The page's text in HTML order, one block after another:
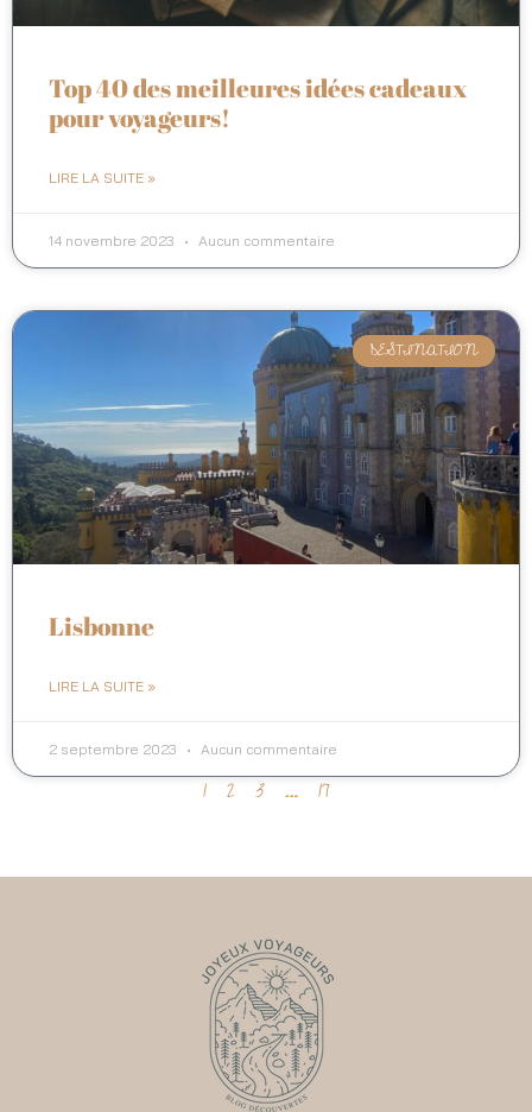
Top 40 des meilleures idées cadeaux
pour voyageurs!
LIRE LA SUITE »
14 novembre 2023 Aucun commentaire
DESTINATION
Lisbonne
LIRE LA SUITE »
2 septembre 2023 Aucun commentaire
1 2 3 … 17